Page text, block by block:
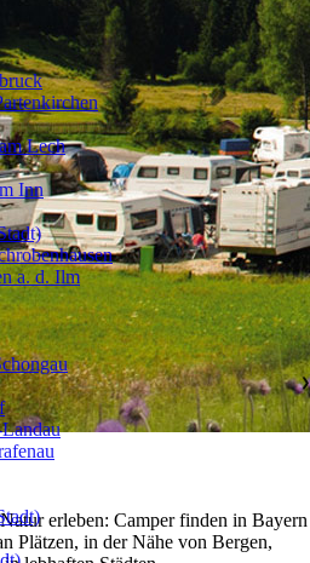
erleben: Camper finden in Bayern
Plätzen, in der Nähe von Bergen,
Lech
Inn
a. d. Ilm
❯